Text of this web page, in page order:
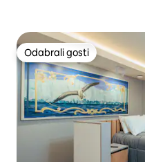
Odabrali gosti
Odabrali gosti